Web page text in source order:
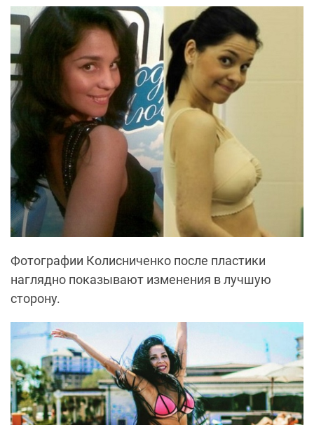
Фотографии Колисниченко после пластики
наглядно показывают изменения в лучшую
сторону.